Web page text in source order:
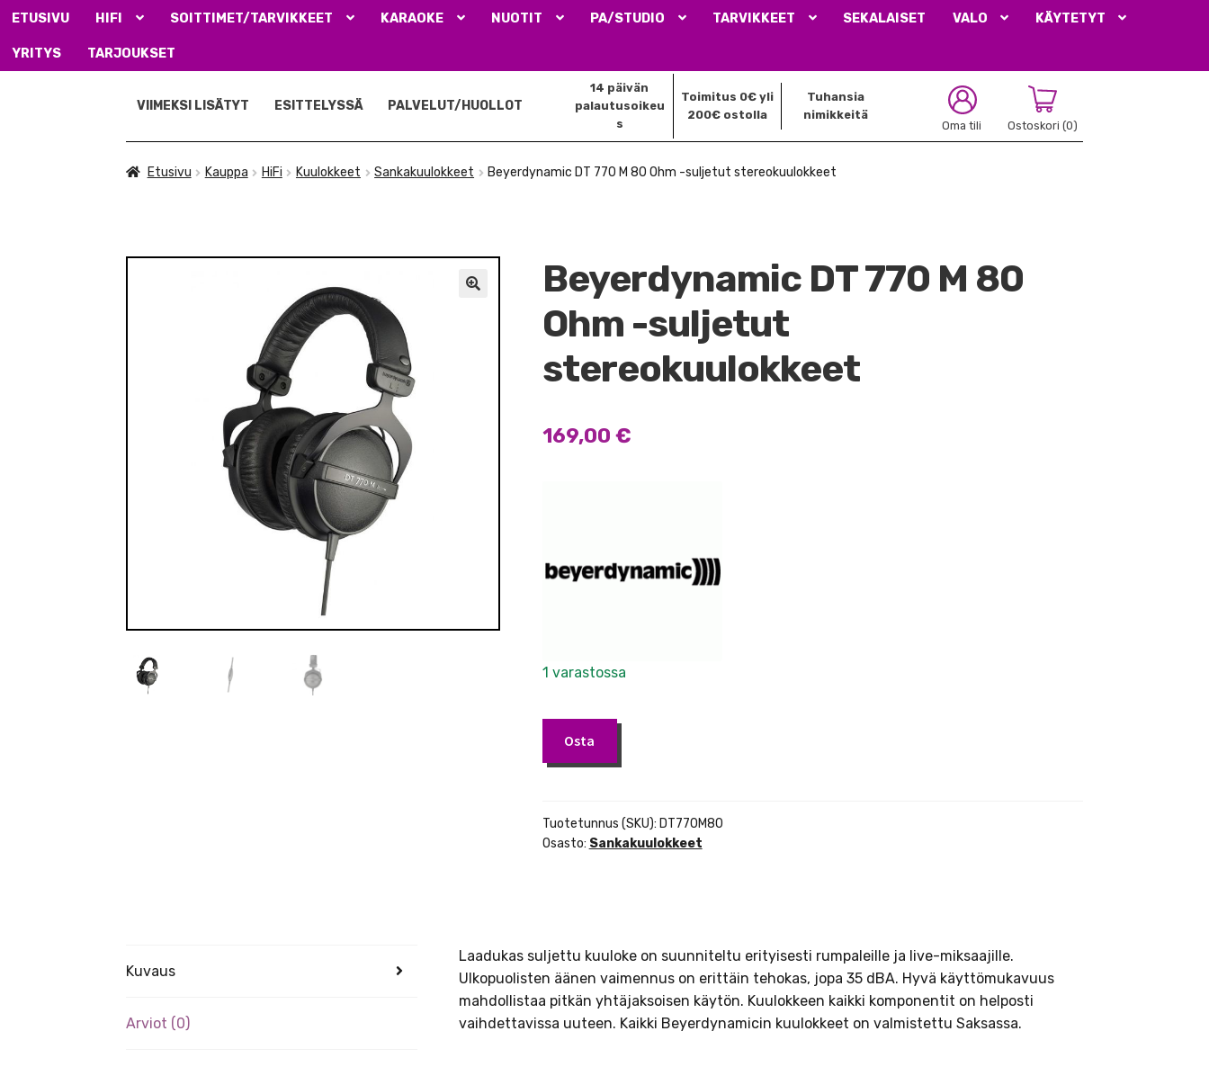
ETUSIVU HIFI SOITTIMET/TARVIKKEET KARAOKE NUOTIT PA/STUDIO TARVIKKEET SEKALAISET VALO KÄYTETYT
YRITYS TARJOUKSET
navigointiin
sisältöön
Oma tili Ostoskori (0)
14 päivän
palautusoikeu
s
Toimitus 0€ yli
200€ ostolla
Tuhansia
nimikkeitä
VIIMEKSI LISÄTYT ESITTELYSSÄ PALVELUT/HUOLLOT
Etusivu Kauppa HiFi Kuulokkeet Sankakuulokkeet Beyerdynamic DT 770 M 80 Ohm -suljetut stereokuulokkeet
Beyerdynamic DT 770 M 80
Ohm -suljetut
stereokuulokkeet
169,00 €
1 varastossa
Beyerdynamic
80
Ohm
Osta
Tuotetunnus (SKU): DT770M80
Osasto: Sankakuulokkeet
Kuvaus
Arviot (0)
Laadukas suljettu kuuloke on suunniteltu erityisesti rumpaleille ja live-miksaajille.
Ulkopuolisten äänen vaimennus on erittäin tehokas, jopa 35 dBA. Hyvä käyttömukavuus
mahdollistaa pitkän yhtäjaksoisen käytön. Kuulokkeen kaikki komponentit on helposti
vaihdettavissa uuteen. Kaikki Beyerdynamicin kuulokkeet on valmistettu Saksassa.